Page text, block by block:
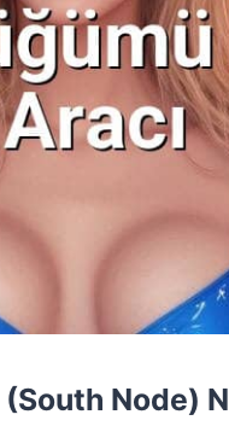
Node)